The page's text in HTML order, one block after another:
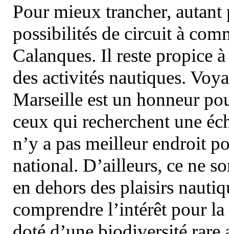
Pour mieux trancher, autant
possibilités de circuit à
Calanques. Il reste propice
des activités nautiques.
Marseille est un honneur
ceux qui recherchent une
n’y a pas meilleur endroit
national. D’ailleurs, ce ne
en dehors des plaisirs
comprendre l’intérêt pour